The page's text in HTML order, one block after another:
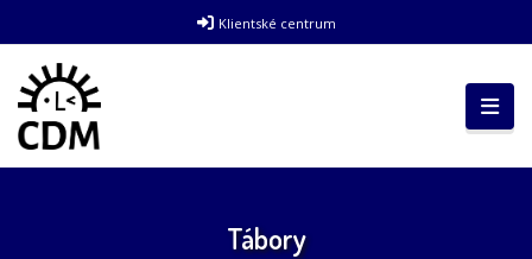
Klientské centrum
Tábory